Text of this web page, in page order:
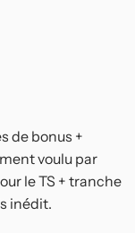
de bonus +
voulu par
le TS + tranche
inédit.